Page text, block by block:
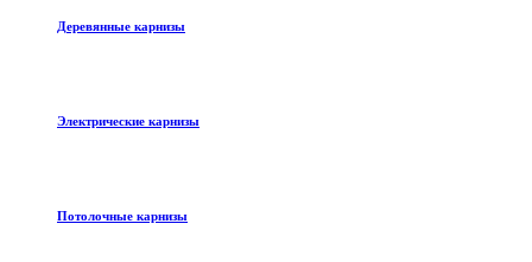
Деревянные карнизы
Электрические карнизы
Потолочные карнизы